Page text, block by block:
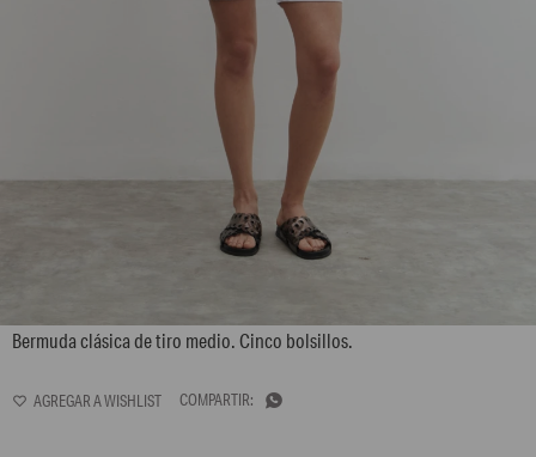
Bermuda clásica de tiro medio. Cinco bolsillos.
